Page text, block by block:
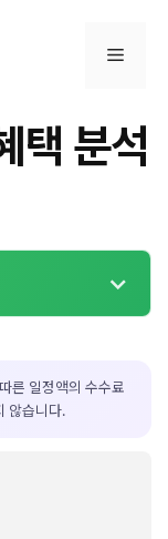
메
택 분석
른 일정액의 수수료
않습니다.